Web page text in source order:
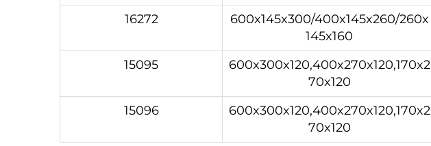
16272
600x145x300/400x145x260/260x
145x160
15095
600x300x120,400x270x120,170x2
70x120
15096
600x300x120,400x270x120,170x2
70x120